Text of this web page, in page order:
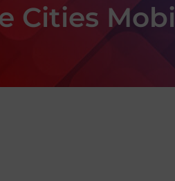
Cities